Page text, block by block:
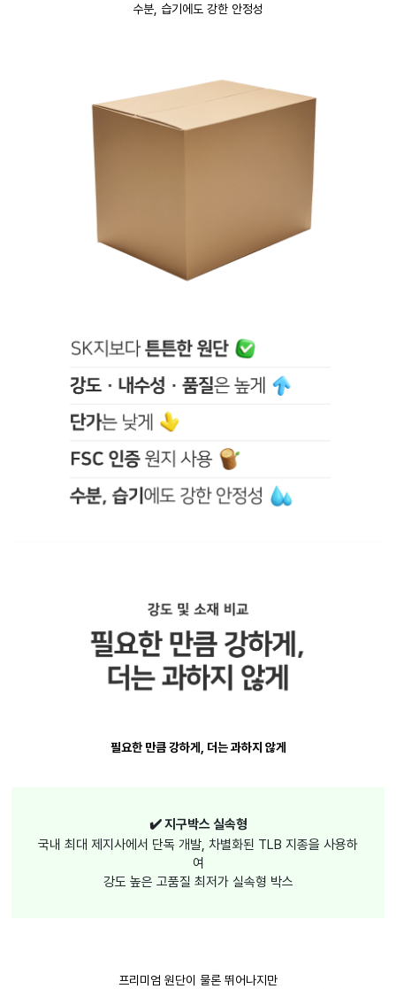
수분, 습기에도 강한 안정성
필요한 만큼 강하게, 더는 과하지 않게
✔️ 지구박스 실속형
국내 최대 제지사에서 단독 개발, 차별화된 TLB 지종을 사용하
여
강도 높은 고품질 최저가 실속형 박스
프리미엄 원단이 물론 뛰어나지만